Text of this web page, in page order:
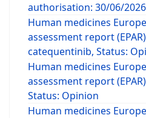
authorisation: 30/06/
Human medicines
assessment report
catequentinib, Status:
Human medicines
assessment report
Status: Opinion
Human medicines